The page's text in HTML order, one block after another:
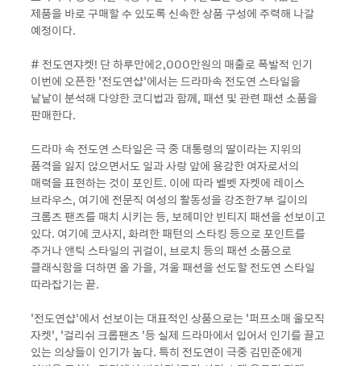
제품을 바로 구매할 수 있도록 신속한 상품 구성에 주력해 나갈
예정이다.
# 전도연쟈켓! 단 하루만에2,000만원의 매출로 폭발적 인기
이번에 오픈한 ‘전도연샵’에서는 드라마속 전도연 스타일을
낱낱이 분석해 다양한 코디법과 함께, 패션 및 관련 패션 소품을
판매한다.
드라마 속 전도연 스타일은 극 중 대통령의 딸이라는 지위의
품격을 잃지 않으면서도 일과 사랑 앞에 용감한 여자로서의
매력을 표현하는 것이 포인트. 이에 따라 벨벳 자켓에 레이스
브라우스, 여기에 전문직 여성의 활동성을 강조한7부 길이의
크롭츠 팬츠를 매치 시키는 등, 보헤미안 빈티지 패션을 선보이고
있다. 여기에 코사지, 화려한 패턴의 스타킹 등으로 포인트를
주거나 앤틱 스타일의 귀걸이, 브로치 등의 패션 소품으로
클래식함을 더하면 올 가을, 겨울 패션을 선도할 전도연 스타일
따라잡기는 끝.
‘전도연샵’에서 선보이는 대표적인 상품으로는 ‘퍼프소매 울모직
자켓’, ‘걸리쉬 크롭팬츠 ’등 실제 드라마에서 입어서 인기를 끌고
있는 의상들이 인기가 높다. 특히 전도연이 극중 김민준에게